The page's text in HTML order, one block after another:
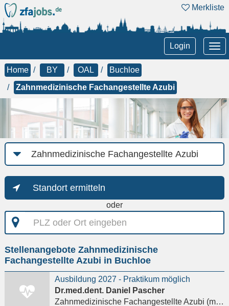
Merkliste
Login
Home BY OAL
Buchloe
Zahnmedizinische Fachangestellte Azubi
Job-
Kategorie
Standort ermitteln
oder
PLZ
oder
eingeben
Stellenangebote Zahnmedizinische
Fachangestellte Azubi in Buchloe
Ausbildung 2027 - Praktikum möglich
Dr.med.dent. Daniel Pascher
Zahnmedizinische Fachangestellte Azubi (m/w/d)